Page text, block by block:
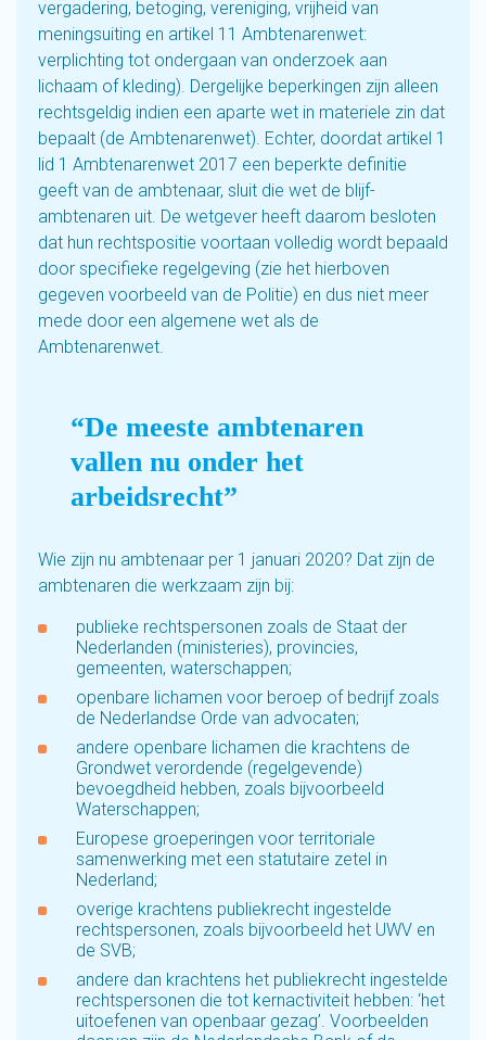
vergadering, betoging, vereniging, vrijheid van
meningsuiting en artikel 11 Ambtenarenwet:
verplichting tot ondergaan van onderzoek aan
lichaam of kleding). Dergelijke beperkingen zijn alleen
rechtsgeldig indien een aparte wet in materiele zin dat
bepaalt (de Ambtenarenwet). Echter, doordat artikel 1
lid 1 Ambtenarenwet 2017 een beperkte definitie
geeft van de ambtenaar, sluit die wet de blijf-
ambtenaren uit. De wetgever heeft daarom besloten
dat hun rechtspositie voortaan volledig wordt bepaald
door specifieke regelgeving (zie het hierboven
gegeven voorbeeld van de Politie) en dus niet meer
mede door een algemene wet als de
Ambtenarenwet.
“De meeste ambtenaren
vallen nu onder het
arbeidsrecht”
Wie zijn nu ambtenaar per 1 januari 2020? Dat zijn de
ambtenaren die werkzaam zijn bij:
publieke rechtspersonen zoals de Staat der
Nederlanden (ministeries), provincies,
gemeenten, waterschappen;
openbare lichamen voor beroep of bedrijf zoals
de Nederlandse Orde van advocaten;
andere openbare lichamen die krachtens de
Grondwet verordende (regelgevende)
bevoegdheid hebben, zoals bijvoorbeeld
Waterschappen;
Europese groeperingen voor territoriale
samenwerking met een statutaire zetel in
Nederland;
overige krachtens publiekrecht ingestelde
rechtspersonen, zoals bijvoorbeeld het UWV en
de SVB;
andere dan krachtens het publiekrecht ingestelde
rechtspersonen die tot kernactiviteit hebben: ‘het
uitoefenen van openbaar gezag’. Voorbeelden